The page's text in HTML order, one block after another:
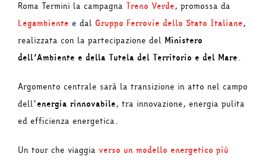
Roma Termini la campagna Treno Verde, promossa da
Legambiente e dal Gruppo Ferrovie dello Stato Italiane,
realizzata con la partecipazione del Ministero
dell’Ambiente e della Tutela del Territorio e del Mare.
Argomento centrale sarà la transizione in atto nel campo
dell’energia rinnovabile, tra innovazione, energia pulita
ed efficienza energetica.
Un tour che viaggia verso un modello energetico più